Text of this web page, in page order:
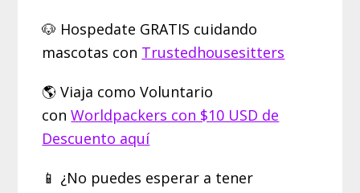
🐶 Hospedate GRATIS cuidando
mascotas con Trustedhousesitters
🌎 Viaja como Voluntario
conWorldpackers con $10 USD de
Descuento aquí
📱 ¿No puedes esperar a tener